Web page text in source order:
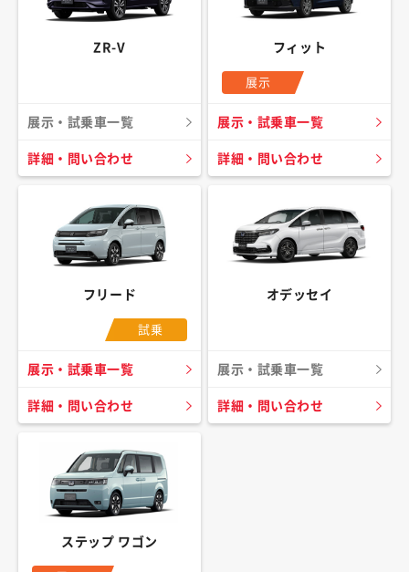
ZR-V
展示・試乗車一覧
詳細・問い合わせ
フィット
展示
展示・試乗車一覧
詳細・問い合わせ
フリード
試乗
展示・試乗車一覧
詳細・問い合わせ
オデッセイ
展示・試乗車一覧
詳細・問い合わせ
ステップ ワゴン